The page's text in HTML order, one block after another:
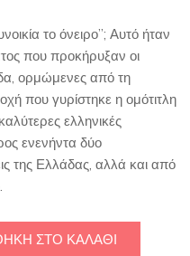
το όνειρο”; Αυτό ήταν
που προκήρυξαν οι
ορμώμενες από τη
που γυρίστηκε η ομότιτλη
ελληνικές
ενενήντα δύο
της Ελλάδας, αλλά και από
ΣΤΟ ΚΑΛΆΘΙ